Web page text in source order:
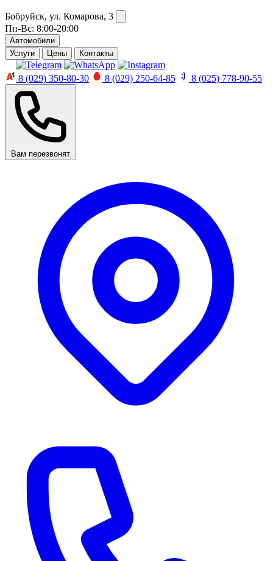
Бобруйск, ул. Комарова, 3
Пн-Вс: 8:00-20:00
Автомобили
Услуги
Цены Контакты
8 (029) 350-80-30 8 (029) 250-64-85 8 (025) 778-90-55
Вам перезвонят